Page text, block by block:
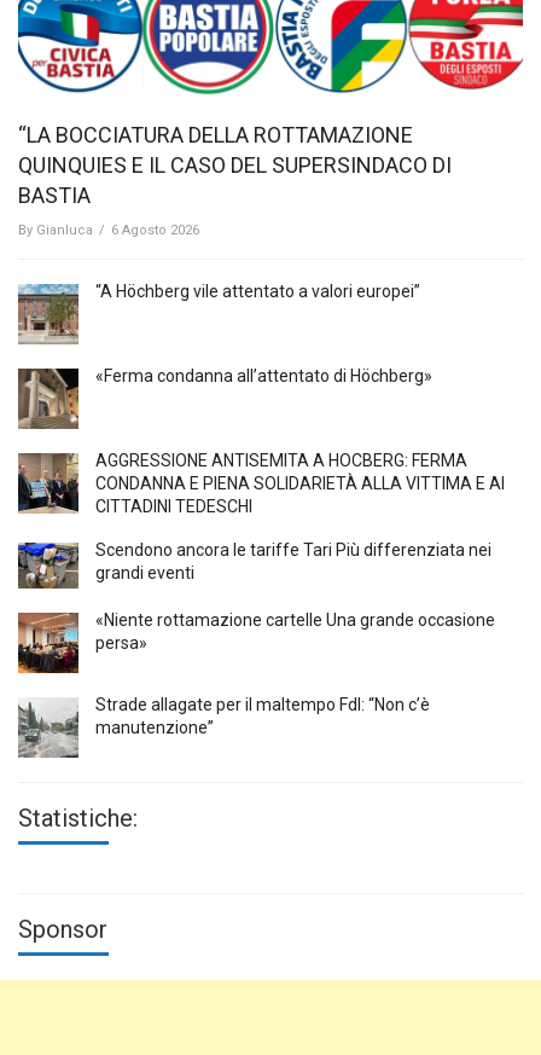
“LA BOCCIATURA DELLA ROTTAMAZIONE
QUINQUIES E IL CASO DEL SUPERSINDACO DI
BASTIA
By Gianluca / 6 Agosto 2026
“A Höchberg vile attentato a valori europei”
«Ferma condanna all’attentato di Höchberg»
AGGRESSIONE ANTISEMITA A HÖCBERG: FERMA
CONDANNA E PIENA SOLIDARIETÀ ALLA VITTIMA E AI
CITTADINI TEDESCHI
Scendono ancora le tariffe Tari Più differenziata nei
grandi eventi
«Niente rottamazione cartelle Una grande occasione
persa»
Strade allagate per il maltempo FdI: “Non c’è
manutenzione”
Statistiche:
Sponsor